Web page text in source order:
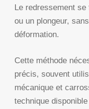
Le redressement
ou un plongeur,
déformation.
Cette méthode
précis, souvent
mécanique et
technique